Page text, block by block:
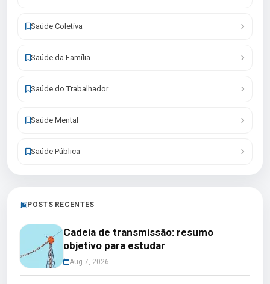
Saúde Coletiva
Saúde da Família
Saúde do Trabalhador
Saúde Mental
Saúde Pública
POSTS RECENTES
Cadeia de transmissão: resumo
objetivo para estudar
Aug 7, 2026